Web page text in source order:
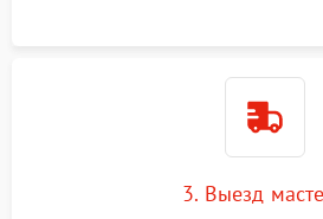
3. Выезд